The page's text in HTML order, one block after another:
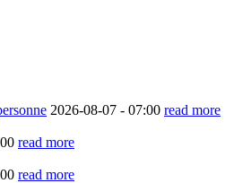
2026-08-07 - 07:00 read more
read more
read more